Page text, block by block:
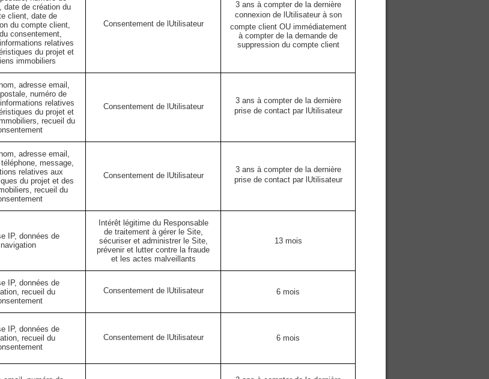
date de création du
client, date de
du compte client,
consentement,
relatives
du projet et
immobiliers
Consentement de lUtilisateur
3 ans à compter de la dernière
connexion de lUtilisateur à son
compte client OU immédiatement
à compter de la demande de
suppression du compte client
adresse email,
numéro de
relatives
du projet et
recueil du
Consentement de lUtilisateur
3 ans à compter de la dernière
prise de contact par lUtilisateur
adresse email,
message,
relatives aux
du projet et des
recueil du
Consentement de lUtilisateur
3 ans à compter de la dernière
prise de contact par lUtilisateur
IP, données de
navigation
Intérêt légitime du Responsable
de traitement à gérer le Site,
sécuriser et administrer le Site,
prévenir et lutter contre la fraude
et les actes malveillants
13 mois
IP, données de
recueil du
Consentement de lUtilisateur 6 mois
IP, données de
recueil du
Consentement de lUtilisateur 6 mois